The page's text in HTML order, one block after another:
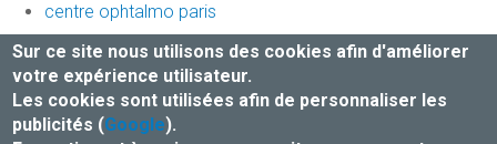
centre ophtalmo paris
centre ophtalmologique Place Dentaire
Mentions légales et Traitement des données
Sur ce site nous utilisons des cookies afin d'améliorer
votre expérience utilisateur.
Les cookies sont utilisées afin de personnaliser les
publicités (Google).